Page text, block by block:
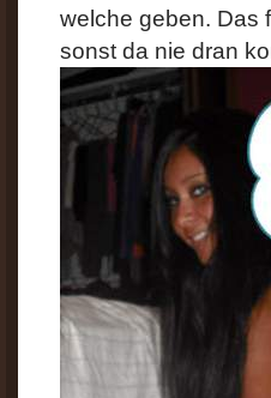
welche geben. Das
sonst da nie dran